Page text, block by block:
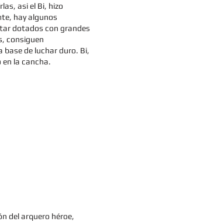
del arquero héroe,
asi el Bi, hizo
hay algunos
dotados con grandes
consiguen
de luchar duro. Bi,
la cancha.